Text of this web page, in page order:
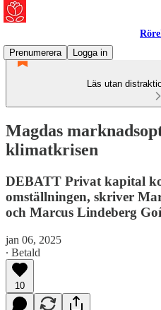
Prenumerera
Logga in
Läs utan
Magdas
klimatkrisen
DEBATT Privat kapital
omställningen, skriver
och Marcus Lindeberg
jan 06, 2025
∙ Betald
10